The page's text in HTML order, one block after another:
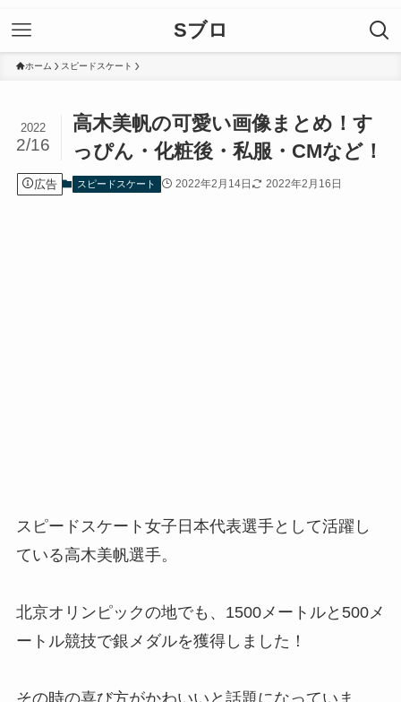
Sブロ
ホーム スピードスケート
高木美帆の可愛い画像まとめ！す
っぴん・化粧後・私服・CMなど！
2022
2/16
広告 スピードスケート 2022年2月14日 2022年2月16日
スピードスケート女子日本代表選手として活躍し
ている高木美帆選手。
北京オリンピックの地でも、1500メートルと500メ
ートル競技で銀メダルを獲得しました！